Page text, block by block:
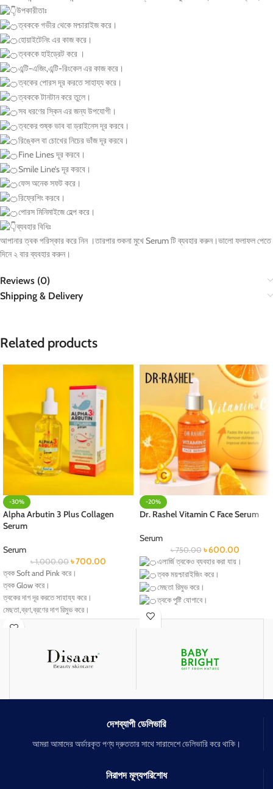
উপকারীতাঃ
ত্বককে গভীর থেকে মশ্চারাইজ করে।
হোয়াইটেনিং এর কাজ করে।
ত্বককে হাইড্রেট করে ।
এন্টি-এজিং,এন্টি-রিংকেল এর কাজ করে।
ত্বকের পোরস দূর করতে সাহায্য করে।
ত্বককে টানটান করে তুলে।
সব ধরণের স্কিন এর জন্য উপযোগী।
ত্বকের শুষ্ক ভাব বা ড্রাইনেস দূর করবে।
রিঙ্কেল বা চোখের নিচের ভাঁজ দূর করবে।
Fine Lines দূর করবে।
Smile Line’s দূর করবে।
ফেস অনেক সফট করে।
রিফ্রেশিং করবে।
পোরস মিনিমাইজে হেল্প করে।
ব্যবহার বিধিঃ
আপানার ত্বক পরিস্কার করে নিন ।তারপার শুকনা মুখে Serum টি ব্যবহার করুন।ভালো ফলাফল পেতে
দিনে ২ বার ব্যবহার করুন।
Reviews (0)
Shipping & Delivery
Related products
-30%
Alpha Arbutin 3 Plus Collagen
Serum
Serum
৳1,000.00 ৳700.00
ত্বক Soft and Pink করে।
ত্বক Glow করে।
ত্বকের দাগ দূর করতে সাহায্য করে।
মেছতা,ব্রণ,ব্রণের দাগ রিমুভ করে।
ত্বকে পোরস রিমুভ করে।
-20%
Dr. Rashel Vitamin C Face Serum
Serum
৳750.00 ৳600.00
এলার্জি ত্বকেও ব্যবহার করা যায়।
ত্বক ময়শ্চারাইজিং করে।
মেছতা রিমুভ করে।
ত্বকে পুষ্টি যোগাবে।
বলিরেখা হ্রাস করে।
চোখের কালো দাগ দূর করে।
চোখের নিচের ফোলা কমায় ।
দেশব্যাপী ডেলিভারি
আমরা আমাদের অর্ডারকৃত পণ্য দ্রুততার সাথে সারাদেশে ডেলিভারি করে থাকি।
নিরাপদ মূল্যপরিশোধ